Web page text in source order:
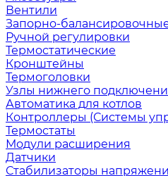
Вентили
Запорно-
Ручной регулировки
Термостатические
Кронштейны
Термоголовки
Узлы нижнего
Автоматика для котлов
Контроллеры (Системы
Термостаты
Модули расширения
Датчики
Стабилизаторы